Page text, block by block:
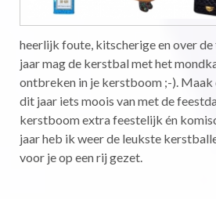
heerlijk foute, kitscherige en over
jaar mag de kerstbal met het
ontbreken in je kerstboom ;-). Maak
dit jaar iets moois van met de
kerstboom extra feestelijk én
jaar heb ik weer de leukste
voor je op een rij gezet.